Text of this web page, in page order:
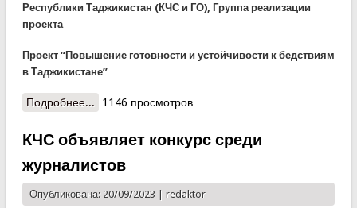
Республики Таджикистан (КЧС и ГО), Группа реализации
проекта
Проект “Повышение готовности и устойчивости к бедствиям
в Таджикистане”
Подробнее... о ПРИГЛАШЕНИЕ НА КОНКУРС НА ВАКАНТНЫЕ
1146 просмотров
КЧС объявляет конкурс среди
журналистов
Опубликована: 20/09/2023 | redaktor